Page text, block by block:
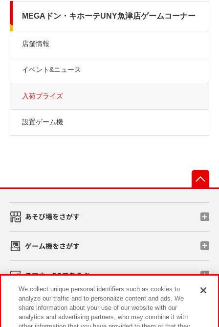
MEGAドン・キホーテUNY魚津店ゲームコーナー
店舗情報
イベント&ニュース
入荷プライズ
設置ゲーム機
あそび場をさがす
ゲーム機をさがす
スマホ・PCであそぶ
イベント・キャンペーン
We collect unique personal identifiers such as cookies to
analyze our traffic and to personalize content and ads. We
share information about your use of our website with our
analytics and advertising partners, who may combine it with